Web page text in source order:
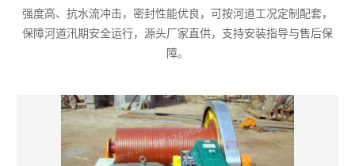
强度高、抗水流冲击，密封性能优良，可按河道工况定制配套，
保障河道汛期安全运行，源头厂家直供，支持安装指导与售后保
障。